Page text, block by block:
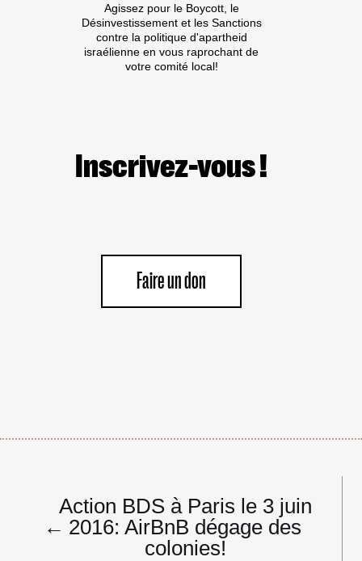
Agissez pour le Boycott, le
Désinvestissement et les Sanctions
contre la politique d'apartheid
israélienne en vous raprochant de
votre comité local!
Inscrivez-vous !
Faire un don
Navigation
de
l’article
←
Action BDS à Paris le 3 juin
2016: AirBnB dégage des
colonies!